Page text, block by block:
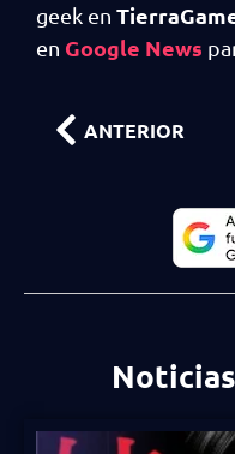
geek en
en Google News
ANTERIOR